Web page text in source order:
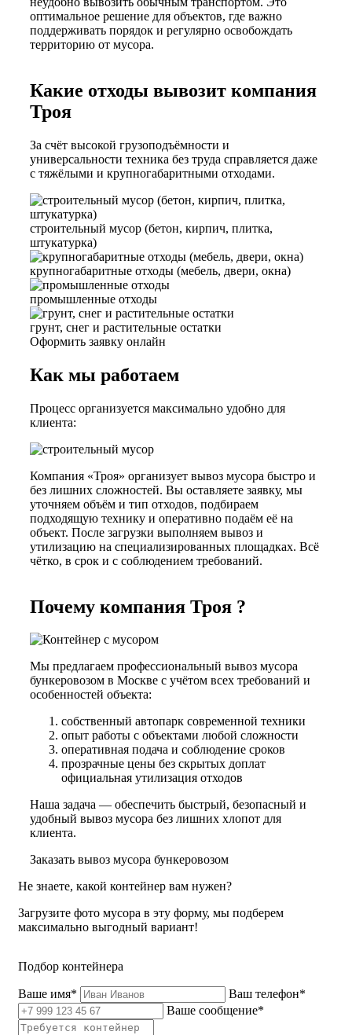
оптимальное решение для объектов, где важно
поддерживать порядок и регулярно освобождать
территорию от мусора.
Какие отходы вывозит компания
Троя
За счёт высокой грузоподъёмности и
универсальности техника без труда справляется даже
с тяжёлыми и крупногабаритными отходами.
строительный мусор (бетон, кирпич, плитка,
штукатурка)
крупногабаритные отходы (мебель, двери, окна)
промышленные отходы
грунт, снег и растительные остатки
Оформить заявку онлайн
Как мы работаем
Процесс организуется максимально удобно для
клиента:
Компания «Троя» организует вывоз мусора быстро и
без лишних сложностей. Вы оставляете заявку, мы
уточняем объём и тип отходов, подбираем
подходящую технику и оперативно подаём её на
объект. После загрузки выполняем вывоз и
утилизацию на специализированных площадках. Всё
чётко, в срок и с соблюдением требований.
Почему компания Троя ?
Мы предлагаем профессиональный вывоз мусора
бункеровозом в Москве с учётом всех требований и
особенностей объекта:
собственный автопарк современной техники
опыт работы с объектами любой сложности
оперативная подача и соблюдение сроков
прозрачные цены без скрытых доплат
официальная утилизация отходов
Наша задача — обеспечить быстрый, безопасный и
удобный вывоз мусора без лишних хлопот для
клиента.
Заказать вывоз мусора бункеровозом
Не знаете, какой контейнер вам нужен?
Загрузите фото мусора в эту форму, мы подберем
максимально выгодный вариант!
Подбор контейнера
Ваше имя*
Ваш телефон*
Ваше сообщение*